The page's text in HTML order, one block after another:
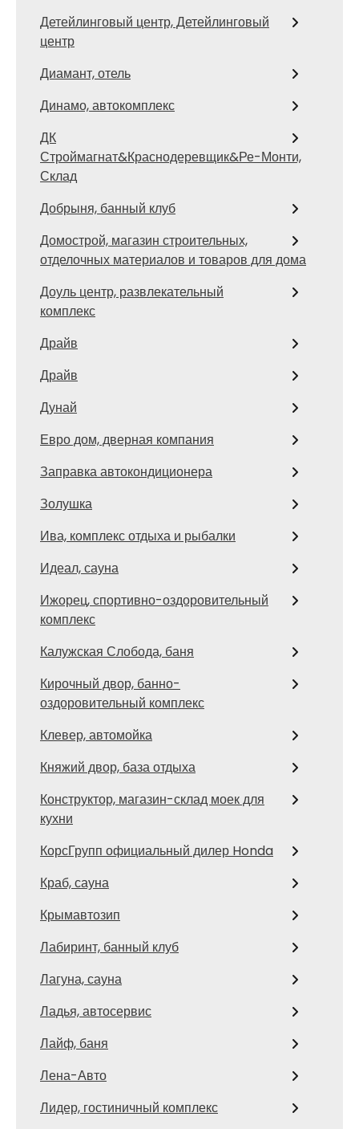
Детейлинговый центр, Детейлинговый
центр
Диамант, отель
Динамо, автокомплекс
ДК
Строймагнат&Краснодеревщик&Ре-Монти,
Склад
Добрыня, банный клуб
Домострой, магазин строительных,
отделочных материалов и товаров для дома
Доуль центр, развлекательный
комплекс
Драйв
Драйв
Дунай
Евро дом, дверная компания
Заправка автокондиционера
Золушка
Ива, комплекс отдыха и рыбалки
Идеал, сауна
Ижорец, спортивно-оздоровительный
комплекс
Калужская Слобода, баня
Кирочный двор, банно-
оздоровительный комплекс
Клевер, автомойка
Княжий двор, база отдыха
Конструктор, магазин-склад моек для
кухни
КорсГрупп официальный дилер Honda
Краб, сауна
Крымавтозип
Лабиринт, банный клуб
Лагуна, сауна
Ладья, автосервис
Лайф, баня
Лена-Авто
Лидер, гостиничный комплекс